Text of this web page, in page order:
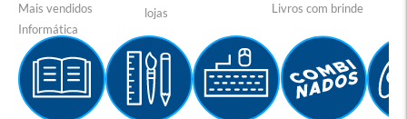
Mais vendidos
Informática
lojas
Livros com brinde